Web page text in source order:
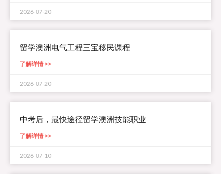
2026-07-20
留学澳洲电气工程三宝移民课程
了解详情 >>
2026-07-20
中考后，最快途径留学澳洲技能职业
了解详情 >>
2026-07-10